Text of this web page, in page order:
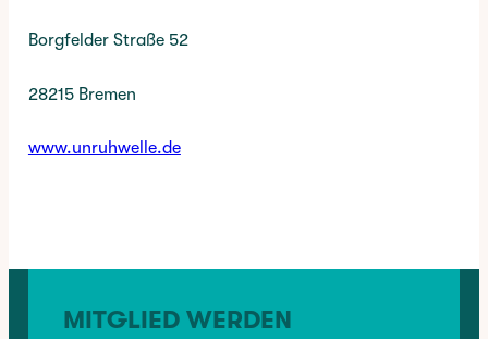
Borgfelder Straße 52
28215 Bremen
www.unruhwelle.de
EINZELHANDEL,
MITGLIED WERDEN